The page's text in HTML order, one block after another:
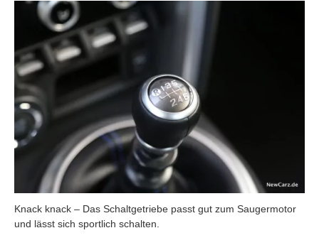
Knack knack – Das Schaltgetriebe passt gut zum Saugermotor
und lässt sich sportlich schalten.